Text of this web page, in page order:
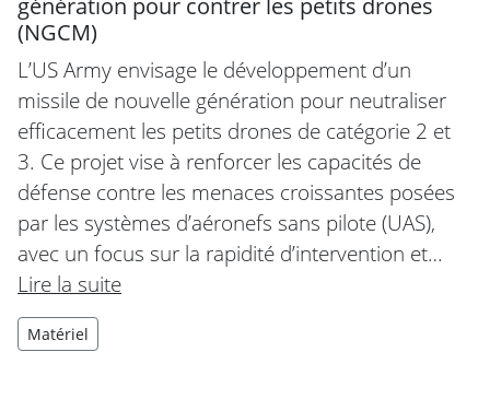
(NGCM)
L’US Army envisage le développement d’un
missile de nouvelle génération pour neutraliser
efficacement les petits drones de catégorie 2 et
3. Ce projet vise à renforcer les capacités de
défense contre les menaces croissantes posées
par les systèmes d’aéronefs sans pilote (UAS),
avec un focus sur la rapidité d’intervention et…
Lire la suite
Matériel